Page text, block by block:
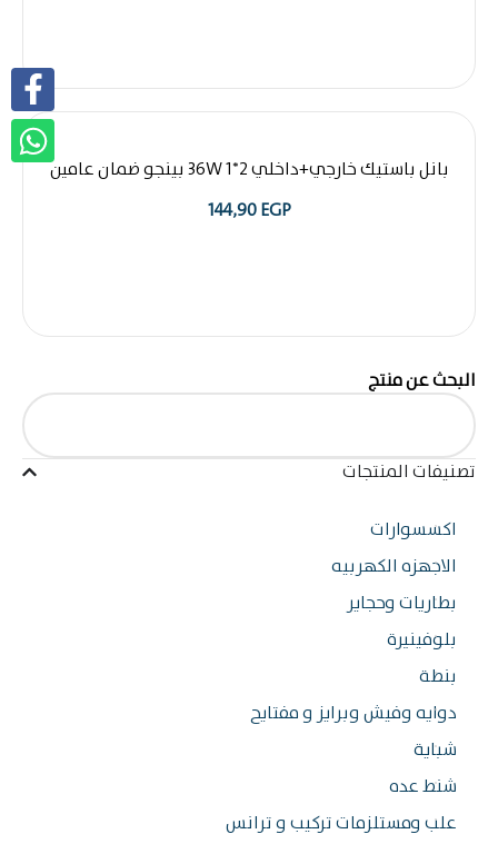
البحث عن منتج
تصنيفات المنتجات
اكسسوارات
الاجهزه الكهربيه
بطاريات وحجاير
بلوفينيرة
بنطة
دوايه وفيش وبرايز و مفتايح
شباية
شنط عده
علب ومستلزمات تركيب و ترانس
بانل باستيك خارجي+داخلي 2*1 36W بينجو ضمان عامين
144,90EGP